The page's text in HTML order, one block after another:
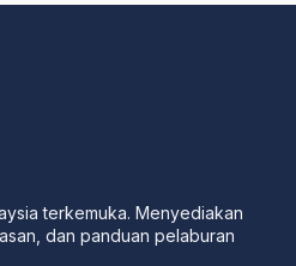
terkemuka. Menyediakan
dan panduan pelaburan